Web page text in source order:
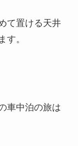
て置ける天井
す。
車中泊の旅は